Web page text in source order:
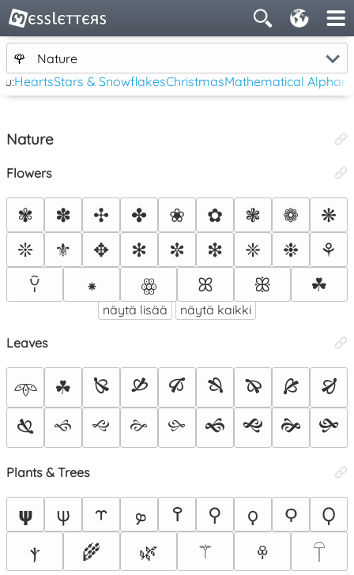
🌹
Nature
HeartsStars & SnowflakesChristmasMathematical
Nature
Flowers
✾ ✽ ✣ ✤ ❀ ✿ ❃ ❁
❋
❊
⚜ ✥ ✻ ✼ ❇ ❈ ❉
⚘
ꌨ
⁕ ꙮ ꕤ ꕥ ☘
näytä lisää näytä kaikki
Leaves
𖥸 ☘ 🙐 🙑 🙒 🙓 🙔 🙕
🙖
🙗
🙘 🙙 🙚 🙛 🙜 🙝 🙞 🙟
Plants & Trees
𝞇 ψ ⥾ ܤ ߉ ⚲ ϙ 𐊭
Ϙ
ⲯ
🌾 🌿 ⚚ ꁚ 𓋼